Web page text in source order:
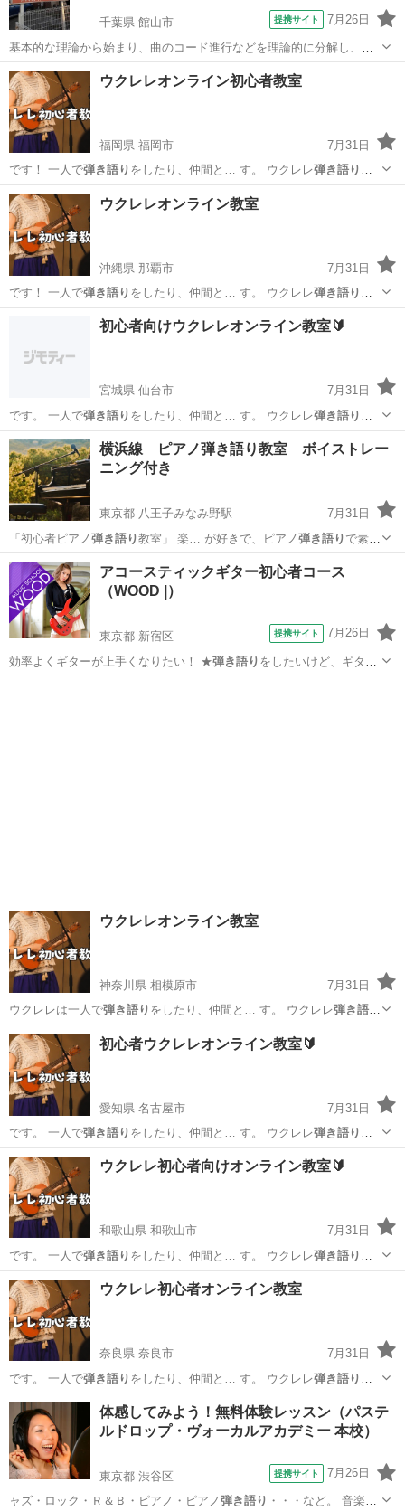
千葉県 館山市 提携サイト 7月26日
基本的な理論から始まり、曲のコード進行などを理論的に分解し、ど
のようなスケールが使えるのかなどを勉強していきます。そして、実
践のプレーの中でそれを生かし、さらに色々なテクニックや音楽性を
学びましょう。ピアノのコードを理論的に...
千葉 館山市 ピアノ
ウクレレオンライン初心者教室
福岡県 福岡市
7月31日
です！ 一人で弾き語り をしたり、仲間と… す。 ウクレレ弾き語り 、
ソロウクレレど…
福岡 福岡市 弾き語り
ウクレレオンライン教室
沖縄県 那覇市
7月31日
です！ 一人で弾き語り をしたり、仲間と… す。 ウクレレ弾き語り 、
ソロウクレレど…
那覇市 ウクレレ 弾き語り
初心者向けウクレレオンライン教室🔰
宮城県 仙台市
7月31日
です。 一人で弾き語り をしたり、仲間と… す。 ウクレレ弾き語り 、
ソロウクレレど…
宮城 仙台市 ウクレレ 弾き語り
横浜線 ピアノ弾き語り教室 ボイストレー
ニング付き
東京都 八王子みなみ野駅
7月31日
「初心者ピアノ弾き語り 教室」 楽… が好きで、ピアノ弾き語り で素敵
に歌えるよ… ってから、ピアノ弾き語り
を始めても大丈夫… 「ピアノ
弾き語り
教室」 バ… す。素敵なピアノ 弾き語りができるように、…
東京 八王子市 八王子みなみ野駅 ピアノ
アコースティックギター初心者コース
（WOOD |）
東京都 新宿区 提携サイト 7月26日
効率よくギターが上手くなりたい！ ★弾き語り をしたいけど、ギター
ウクレレオンライン教室
神奈川県 相模原市
7月31日
ウクレレは一人で弾き語り をしたり、仲間と… す。 ウクレレ弾き語
り、ソロウクレレど…
神奈川 相模原市 ウクレレ
初心者ウクレレオンライン教室🔰
愛知県 名古屋市
7月31日
です。 一人で弾き語り をしたり、仲間と… す。 ウクレレ弾き語り 、
ソロウクレレど…
愛知 名古屋市 ウクレレ 弾き語り
ウクレレ初心者向けオンライン教室🔰
和歌山県 和歌山市
7月31日
です。 一人で弾き語り をしたり、仲間と… す。 ウクレレ弾き語り
ソロウクレレど…
和歌山 和歌山市 ウクレレ オンライン
ウクレレ初心者オンライン教室
奈良県 奈良市
7月31日
です。 一人で弾き語り をしたり、仲間と… す。 ウクレレ弾き語り
ソロウクレレど…
奈良 奈良市 ウクレレ オンライン
体感してみよう！無料体験レッスン（パステ
ルドロップ・ヴォーカルアカデミー 本校）
東京都 渋谷区 提携サイト 7月26日
ャズ・ロック・Ｒ＆Ｂ・ピアノ・ピアノ弾き語り ・・・など。 音楽理